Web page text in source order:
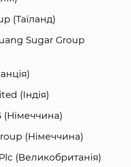
(Таїланд)
Sugar Group
(Індія)
(Німеччина)
(Німеччина)
(Великобританія)